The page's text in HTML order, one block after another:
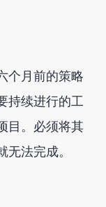
个月前的策略
持续进行的工
目。必须将其
法完成。